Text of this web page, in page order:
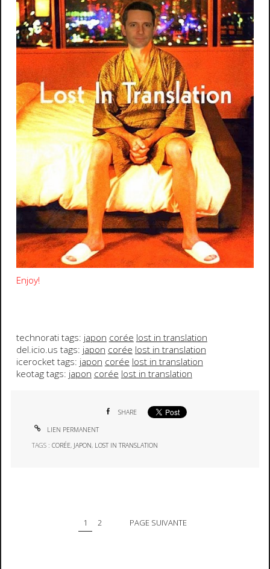
Enjoy!
technorati tags: japon corée lost in translation
del.icio.us tags: japon corée lost in translation
icerocket tags: japon corée lost in translation
keotag tags: japon corée lost in translation
SHARE
LIEN PERMANENT
TAGS :CORÉE, JAPON, LOST IN TRANSLATION
1 2 PAGE SUIVANTE